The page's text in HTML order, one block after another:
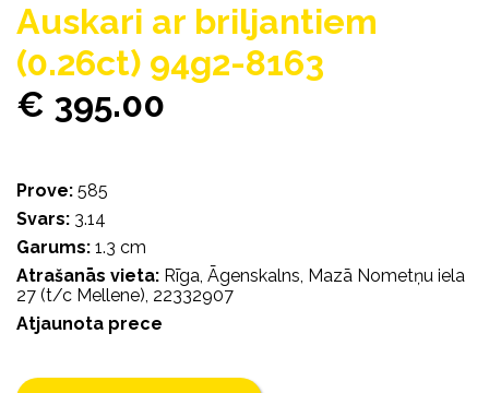
Auskari ar briljantiem
(0.26ct) 94g2-8163
€ 395.00
Prove: 585
Svars: 3.14
Garums: 1.3 cm
Atrašanās vieta: Rīga, Āgenskalns, Mazā Nometņu iela
27 (t/c Mellene), 22332907
Atjaunota prece